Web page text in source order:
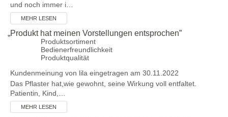
und noch immer i…
MEHR LESEN
„Produkt hat meinen Vorstellungen entsprochen”
Produktsortiment
Bedienerfreundlichkeit
Produktqualität
Kundenmeinung von lila eingetragen am 30.11.2022
Das Pflaster hat,wie gewohnt, seine Wirkung voll entfaltet.
Patientin, Kind,…
MEHR LESEN